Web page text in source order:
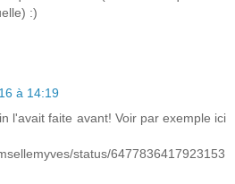
:)
à 14:19
l'avait faite avant! Voir par exemple ici
status/6477836417923153